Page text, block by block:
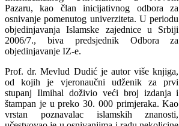
Pazaru, kao član inicijativnog odbora za
osnivanje pomenutog univerziteta. U periodu
objedinjavanja Islamske zajednice u Srbiji
2006/7., biva predsjednik Odbora za
objedinjavanje IZ-e.
Prof. dr. Mevlud Dudić je autor više knjiga,
od kojih je vjeronaučni udženik za prvi
stupanj Ilmihal doživio veći broj izdanja i
štampan je u preko 30. 000 primjeraka. Kao
vrstan poznavalac islamskih znanosti,